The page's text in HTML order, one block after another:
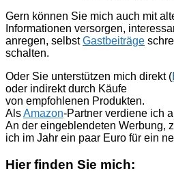
Gern können Sie mich auch mit
Informationen versorgen,
anregen, selbstGastbeiträge
schalten.
Oder Sie unterstützen mich direkt (
oder indirekt durch Käufe
von empfohlenen Produkten.
AlsAmazon-Partner verdiene ich
An der eingeblendeten Werbung,
ich im Jahr ein paar Euro für ein
Hier finden Sie mich: